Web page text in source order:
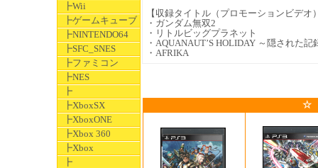
┣Wii
┣ゲームキューブ
┣NINTENDO64
┣SFC_SNES
┣ファミコン
┣NES
┣
┣XboxSX
┣XboxONE
┣Xbox 360
┣Xbox
┣
【収録タイトル（プロモーションビデオ
・ガンダム無双2
・リトルビッグプラネット
・AQUANAUT’S HOLIDAY ～隠された記
・AFRIKA
☆